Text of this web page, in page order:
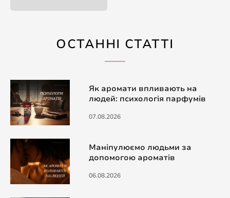
ОСТАННІ СТАТТІ
Як аромати впливають на
людей: психологія парфумів
07.08.2026
Маніпулюємо людьми за
допомогою ароматів
06.08.2026